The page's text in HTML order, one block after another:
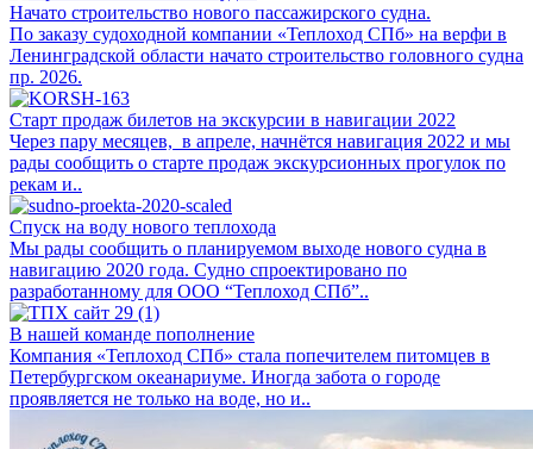
Начато строительство нового пассажирского судна.
По заказу судоходной компании «Теплоход СПб» на верфи в
Ленинградской области начато строительство головного судна
пр. 2026.
Старт продаж билетов на экскурсии в навигации 2022
Через пару месяцев, в апреле, начнётся навигация 2022 и мы
рады сообщить о старте продаж экскурсионных прогулок по
рекам и..
Спуск на воду нового теплохода
Мы рады сообщить о планируемом выходе нового судна в
навигацию 2020 года. Судно спроектировано по
разработанному для ООО “Теплоход СПб”..
В нашей команде пополнение
Компания «Теплоход СПб» стала попечителем питомцев в
Петербургском океанариуме. Иногда забота о городе
проявляется не только на воде, но и..